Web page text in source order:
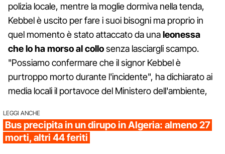
polizia locale, mentre la moglie dormiva nella tenda,
Kebbel è uscito per fare i suoi bisogni ma proprio in
quel momento è stato attaccato da unaleonessa
che lo ha morso al collosenza lasciargli scampo.
"Possiamo confermare che il signor Kebbel è
purtroppo morto durante l'incidente", ha dichiarato ai
media locali il portavoce del Ministero dell'ambiente,
LEGGI ANCHE
Bus precipita in un dirupo in Algeria: almeno 27
morti, altri 44 feriti